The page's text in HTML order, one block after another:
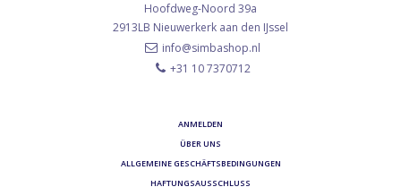
Hoofdweg-Noord 39a
2913LB Nieuwerkerk aan den IJssel
info@simbashop.nl
+31 10 7370712
ANMELDEN
ÜBER UNS
ALLGEMEINE GESCHÄFTSBEDINGUNGEN
HAFTUNGSAUSSCHLUSS